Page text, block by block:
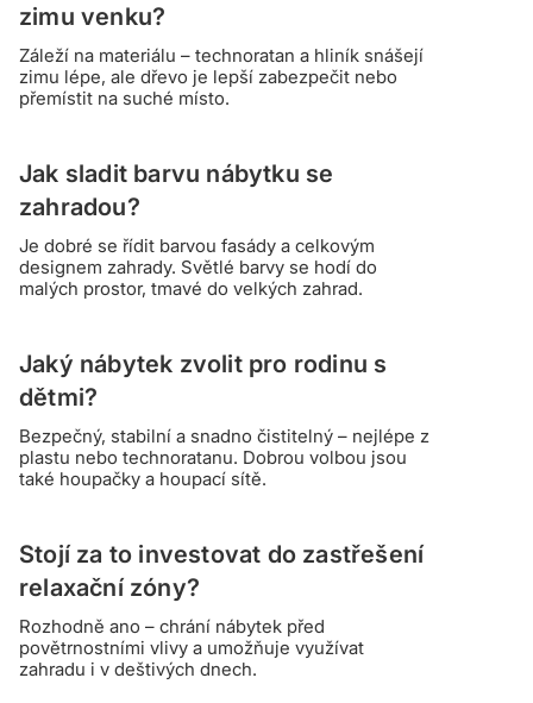
zimu venku?
Záleží na materiálu – technoratan a hliník snášejí
zimu lépe, ale dřevo je lepší zabezpečit nebo
přemístit na suché místo.
Jak sladit barvu nábytku se
zahradou?
Je dobré se řídit barvou fasády a celkovým
designem zahrady. Světlé barvy se hodí do
malých prostor, tmavé do velkých zahrad.
Jaký nábytek zvolit pro rodinu s
dětmi?
Bezpečný, stabilní a snadno čistitelný – nejlépe z
plastu nebo technoratanu. Dobrou volbou jsou
také houpačky a houpací sítě.
Stojí za to investovat do zastřešení
relaxační zóny?
Rozhodně ano – chrání nábytek před
povětrnostními vlivy a umožňuje využívat
zahradu i v deštivých dnech.